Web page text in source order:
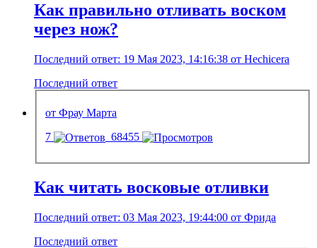
Как правильно отливать воском
через нож?
Последний ответ: 19 Мая 2023, 14:16:38 от Hechicera
Последний ответ
от Фрау Марта
7
68455
Как читать восковые отливки
Последний ответ: 03 Мая 2023, 19:44:00 от Фрида
Последний ответ